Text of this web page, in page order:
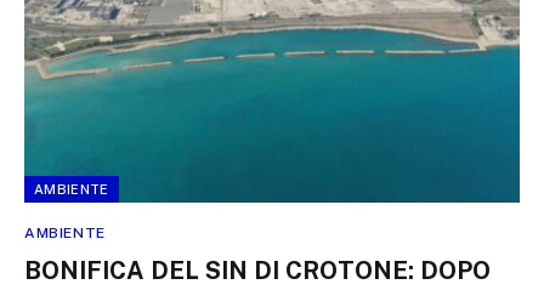
AMBIENTE
AMBIENTE
BONIFICA DEL SIN DI CROTONE: DOPO